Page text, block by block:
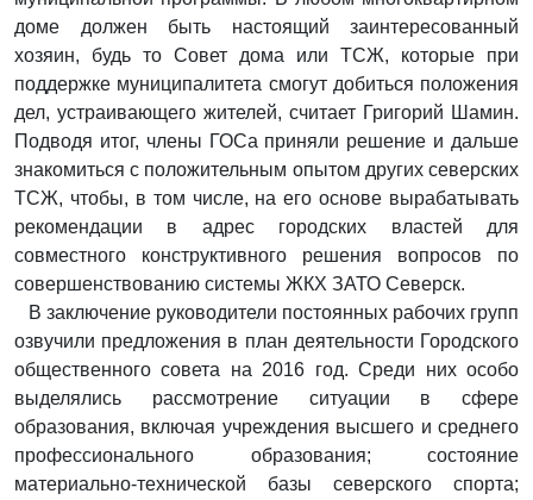
доме должен быть настоящий заинтересованный
хозяин, будь то Совет дома или ТСЖ, которые при
поддержке муниципалитета смогут добиться положения
дел, устраивающего жителей, считает Григорий Шамин.
Подводя итог, члены ГОСа приняли решение и дальше
знакомиться с положительным опытом других северских
ТСЖ, чтобы, в том числе, на его основе вырабатывать
рекомендации в адрес городских властей для
совместного конструктивного решения вопросов по
совершенствованию системы ЖКХ ЗАТО Северск.
В заключение руководители постоянных рабочих групп
озвучили предложения в план деятельности Городского
общественного совета на 2016 год. Среди них особо
выделялись рассмотрение ситуации в сфере
образования, включая учреждения высшего и среднего
профессионального образования; состояние
материально-технической базы северского спорта;